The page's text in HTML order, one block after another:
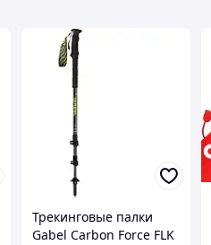
Трекинговые палки
Gabel Carbon Force FLK